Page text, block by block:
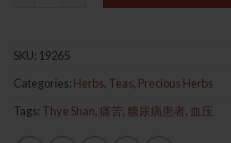
SKU: 19265
Categories: Herbs, Teas, Precious Herbs
Tags: Thye Shan, 痛苦, 糖尿病患者, 血压